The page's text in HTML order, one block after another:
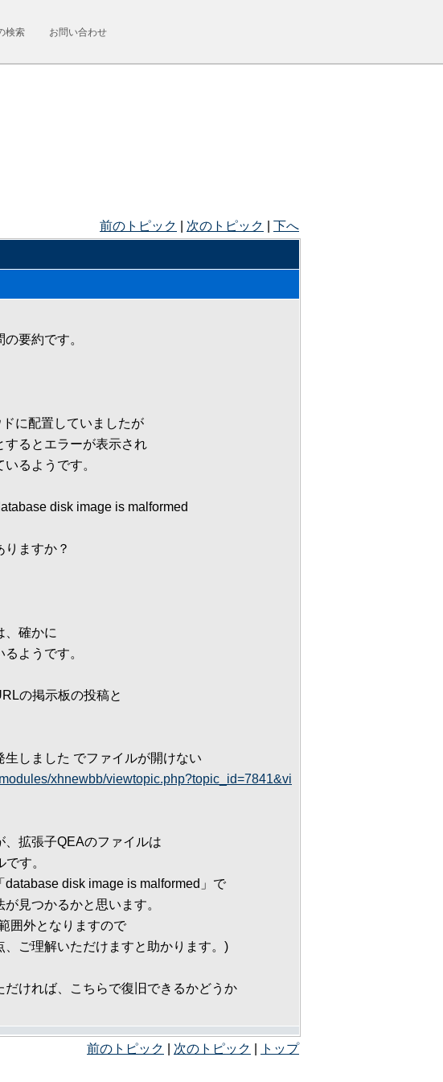
検索 お問い合わせ
前のトピック 次のトピック 下へ
要約です。
に配置していましたが
するとエラーが表示され
るようです。
disk image is malformed
りますか？
、確かに
ようです。
の掲示板の投稿と
しました でファイルが開けない
xhnewbb/viewtopic.php?topic_id=7841&vi
拡張子QEAのファイルは
す。
disk image is malformed」で
見つかるかと思います。
囲外となりますので
ご理解いただけますと助かります。)
ければ、こちらで復旧できるかどうか
前のトピック 次のトピック トップ